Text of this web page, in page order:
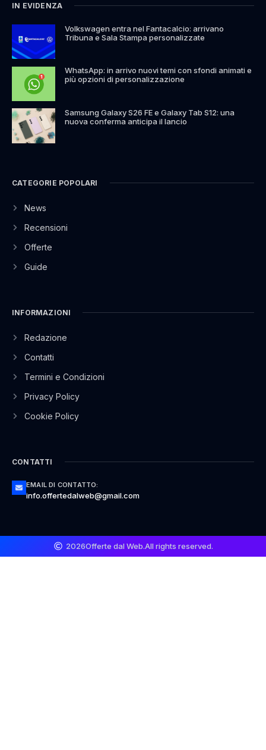
IN EVIDENZA
Volkswagen entra nel Fantacalcio: arrivano
Tribuna e Sala Stampa personalizzate
WhatsApp: in arrivo nuovi temi con sfondi animati e
più opzioni di personalizzazione
Samsung Galaxy S26 FE e Galaxy Tab S12: una
nuova conferma anticipa il lancio
CATEGORIE POPOLARI
News
Recensioni
Offerte
Guide
INFORMAZIONI
Redazione
Contatti
Termini e Condizioni
Privacy Policy
Cookie Policy
CONTATTI
EMAIL DI CONTATTO:
info.offertedalweb@gmail.com
2026Offerte dal Web.All rights reserved.